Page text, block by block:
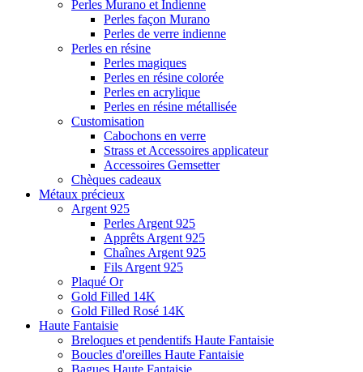
Perles Murano et Indienne
Perles façon Murano
Perles de verre indienne
Perles en résine
Perles magiques
Perles en résine colorée
Perles en acrylique
Perles en résine métallisée
Customisation
Cabochons en verre
Strass et Accessoires applicateur
Accessoires Gemsetter
Chèques cadeaux
Métaux précieux
Argent 925
Perles Argent 925
Apprêts Argent 925
Chaînes Argent 925
Fils Argent 925
Plaqué Or
Gold Filled 14K
Gold Filled Rosé 14K
Haute Fantaisie
Breloques et pendentifs Haute Fantaisie
Boucles d'oreilles Haute Fantaisie
Bagues Haute Fantaisie